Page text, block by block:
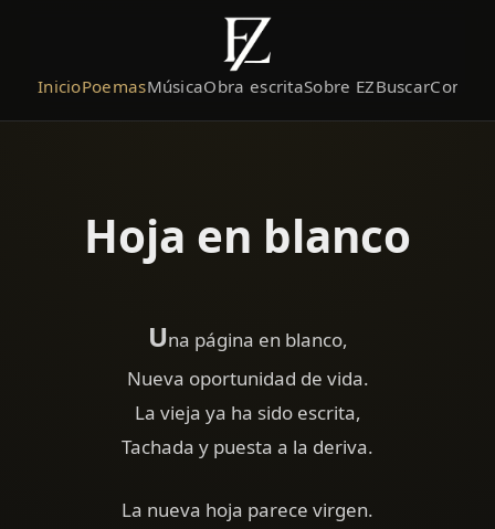
InicioPoemasMúsicaObra escritaSobre EZBuscar
Hoja en blanco
Una página en blanco,
Nueva oportunidad de vida.
La vieja ya ha sido escrita,
Tachada y puesta a la deriva.
La nueva hoja parece virgen.